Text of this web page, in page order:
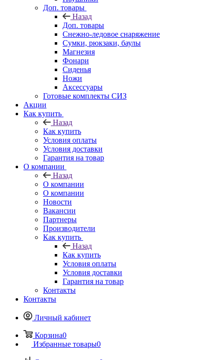
Доп. товары
Назад
Доп. товары
Снежно-ледовое снаряжение
Сумки, рюкзаки, баулы
Магнезия
Фонари
Сиденья
Ножи
Аксессуары
Готовые комплекты СИЗ
Акции
Как купить
Назад
Как купить
Условия оплаты
Условия доставки
Гарантия на товар
О компании
Назад
О компании
О компании
Новости
Вакансии
Партнеры
Производители
Как купить
Назад
Как купить
Условия оплаты
Условия доставки
Гарантия на товар
Контакты
Контакты
Личный кабинет
Корзина0
Избранные товары0